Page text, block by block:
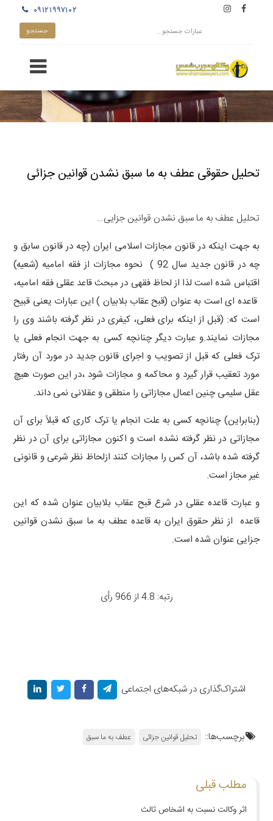
۰۹۱۲۱۹۹۷۱۰۲
تحلیل حقوقی عطف به ما سبق نشدن قوانین جزائی
تحلیل عطف به ما سبق نشدن قوانین جزایی…
به جهت اینکه در قانون مجازات اسلامی ایران (چه در قانون سابق و
چه در قانون جدید سال 92 ) نحوه مجازات از فقه امامیه (شعیه)
اقتباس شده است لذا از لحاظ فقهی در مبحث قاعد عقلی فقه امامیه،
قاعده ای است به عنوان (قبح عقاب بلابیان ) این عبارات یعنی قبیح
است که: (قبل از اینکه برای فعلی، کیفری در نظر گرفته باشند وی را
مجازات نمایند.و عبارت دیگر چنانچه کسی به جهت انجام فعلی یا
ترک فعلی که قبل از تصویب و اجرای قانون جدید در مورد آن رفتار
مورد تعقیب قرار گیرد و محاکمه و مجازات شود ،در این صورت هیچ
عقل سلیمی چنین اعمال مجازاتی را منطقی و عقلانی نمی داند.
(بنابراین) چنانچه کسی به علت انجام یا ترک کاری که قبلاً برای آن
مجازاتی در نظر گرفته نشده است و اکنون مجازاتی برای آن در نظر
گرفته شده باشد، آن کس را مجازات کنند ازلحاظ نظر شرعی و قانونی
غیر مجاز است.
و عبارت قاعده عقلی در شرع قبح عقاب بلابیان عنوان شده که این
قاعده از نظر حقوق ایران به قاعده عطف به ما سبق نشدن قوانین
جزایی عنوان شده است.
رتبه: 4.8 از 966 رأی
اشتراک‌گذاری در شبکه‌های اجتماعی
برچسب‌ها:: تحلیل قوانین جزائی عطف به ما سبق
مطلب قبلی
اثر وکالت نسبت به اشخاص ثالث